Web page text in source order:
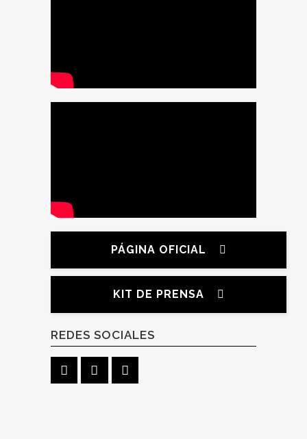
PÁGINA OFICIAL
KIT DE PRENSA
REDES SOCIALES